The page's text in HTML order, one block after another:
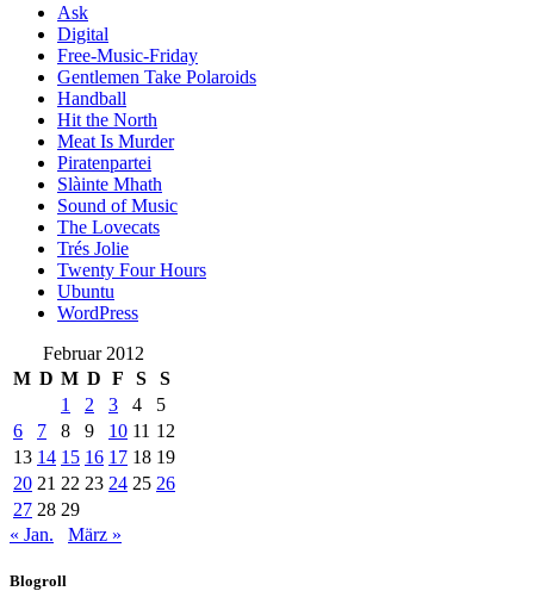
Ask
Digital
Free-Music-Friday
Gentlemen Take Polaroids
Handball
Hit the North
Meat Is Murder
Piratenpartei
Slàinte Mhath
Sound of Music
The Lovecats
Trés Jolie
Twenty Four Hours
Ubuntu
WordPress
Februar 2012
M D M D F S
S
1
2 3 4
5
6
7 8 9 10 11 12
13 14 15 16 17 18 19
20 21 22 23 24 25 26
27 28 29
« Jan.
März »
Blogroll